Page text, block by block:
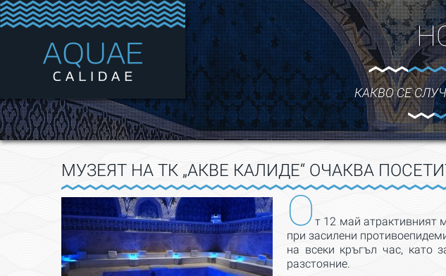
КАКВО СЕ
МУЗЕЯТ НА ТК „АКВЕ КАЛИДЕ“ ОЧАКВА
О т 12 май атрактивният
при засилени
на всеки кръгъл час, като
разстояние.